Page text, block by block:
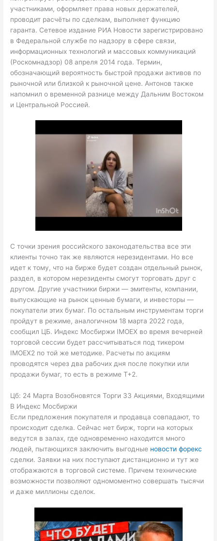
участниками, оформляет права новых держателей,
проводит расчёты по сделкам, выполняет функцию
гаранта. Сетевое издание РИА Новости зарегистрировано
в Федеральной службе по надзору в сфере связи,
информационных технологий и массовых коммуникаций
(Роскомнадзор) 08 апреля 2014 года. Термин,
обозначающий вероятность быстрой продажи активов по
рыночной или близкой к рыночной цене. Антонов также
напомнил о временной разнице между Дальним Востоком
и Центральной Россией.
С точки зрения российского законодательства все эти
клиенты точно так же являются нерезидентами. Но все
идет к тому, что на бирже будет создан отдельный рынок,
раздел, в котором нерезиденты смогут торговать друг с
другом. Другие участники биржи — эмитенты, компании,
выпускающие на рынок ценные бумаги, и инвесторы —
покупатели этих бумаг. По остальным инструментам торги
пройдут в режиме, аналогичном 18 марта 2022 года,
сообщил ЦБ. Индекс Мосбиржи IMOEX во время вечерней
торговой сессии будет рассчитываться под тикером
IMOEX2 по той же методике. Расчеты по акциям
проводятся через два рабочих дня после покупки или
продажи бумаг, то есть в режиме T+2.
Цб: 24 Марта Возобновятся Торги 33 Акциями, Входящими
В Индекс Мосбиржи
Если предложения покупателя и продавца совпадают, то
происходит сделка. Сейчас нет бирж, торги на которых
ведутся в залах, где одновременно находится много
людей, пытающихся заключить выгодные новости форекс
сделки. Заявки на них поступают дистанционно и тут же
отображаются в торговой системе. Причем технические
возможности позволяют одномоментно совершать тысячи
и даже миллионы сделок.